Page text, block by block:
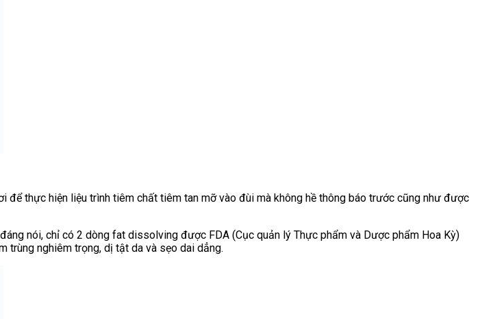
thực hiện liệu trình tiêm chất tiêm tan mỡ vào đùi mà không hề thông báo trước cũng như được
nói, chỉ có 2 dòng fat dissolving được FDA (Cục quản lý Thực phẩm và Dược phẩm Hoa Kỳ)
trùng nghiêm trọng, dị tật da và sẹo dai dẳng.